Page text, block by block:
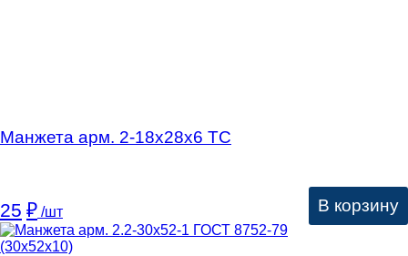
Манжета арм. 2-18х28х6 ТС
25 ₽ /шт В корзину